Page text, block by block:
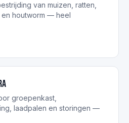
van muizen, ratten,
houtworm — heel
groepenkast,
laadpalen en storingen —